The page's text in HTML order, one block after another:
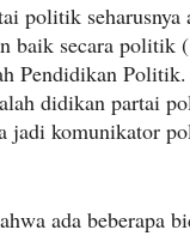
politik seharusnya
baik secara politik (
Pendidikan
didikan partai
jadi komunikator
ada beberapa